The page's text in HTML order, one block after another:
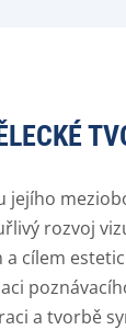
rozvoj
cílem
a tvorbě